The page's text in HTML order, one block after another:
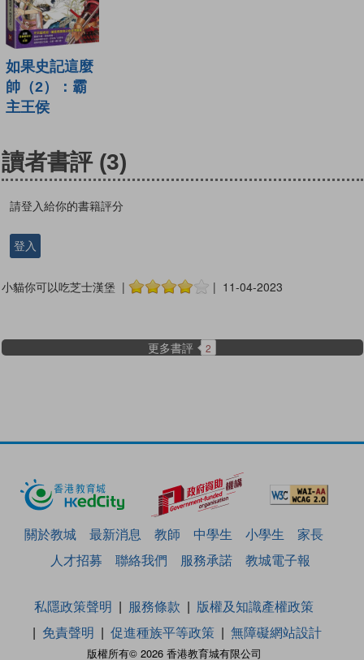
如果史記這麼
帥（2）：霸
主王侯
讀者書評 (3)
請登入給你的書籍評分
登入
小貓你可以吃芝士漢堡 | | 11-04-2023
更多書評 2
關於教城 最新消息 教師 中學生 小學生
家長
人才招募
聯絡我們 服務承諾 教城電子報
版權所有© 2026 香港教育城有限公司
私隱政策聲明 服務條款
版權及知識產權政策
免責聲明
促進種族平等政策 無障礙網站設計